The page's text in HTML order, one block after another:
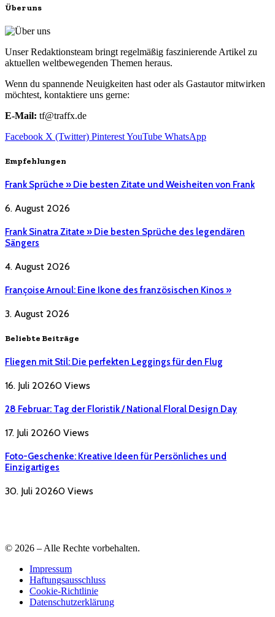
Über uns
Unser Redaktionsteam bringt regelmäßig faszinierende Artikel zu
aktuellen weltbewegenden Themen heraus.
Wenn du spannende Neuigkeiten hast oder als Gastautor mitwirken
möchtest, kontaktiere uns gerne:
E-Mail: tf@traffx.de
Facebook X (Twitter) PinterestYouTube WhatsApp
Empfehlungen
Frank Sprüche » Die besten Zitate und Weisheiten von Frank
6. August 2026
Frank Sinatra Zitate » Die besten Sprüche des legendären
Sängers
4. August 2026
Françoise Arnoul: Eine Ikone des französischen Kinos »
3. August 2026
Beliebte Beiträge
Fliegen mit Stil: Die perfekten Leggings für den Flug
16. Juli 20260 Views
28 Februar: Tag der Floristik / National Floral Design Day
17. Juli 20260 Views
Foto-Geschenke: Kreative Ideen für Persönliches und
Einzigartiges
30. Juli 20260 Views
© 2026 – Alle Rechte vorbehalten.
Impressum
Haftungsausschluss
Cookie-Richtlinie
Datenschutzerklärung